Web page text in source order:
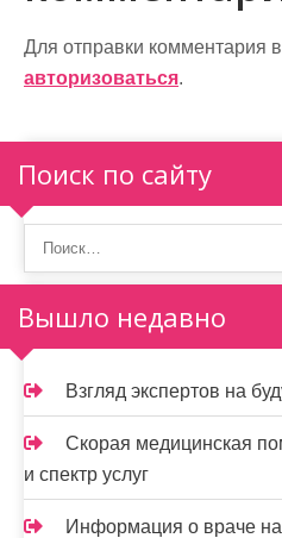
ц
и
я
п
о
з
а
п
и
с
я
м
Для отправки комментария
авторизоваться.
Поиск по сайту
Вышло недавно
Взгляд экспертов на
Скорая медицинская
и спектр услуг
Информация о враче